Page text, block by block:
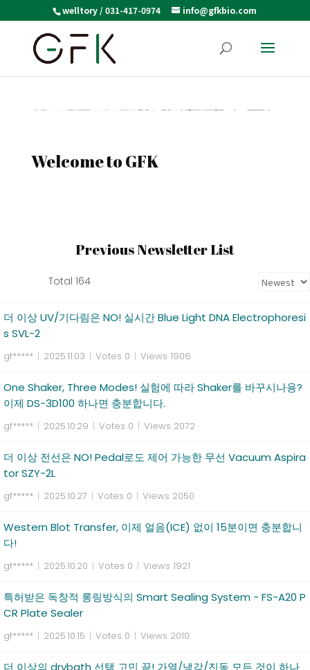
welltory / 031-417-0974 info@gfkbio.com
Welcome to GFK
Previous Newsletter List
Total 164
더 이상 UV/기다림은 NO! 실시간 Blue Light DNA Electrophoresi
s SVL-2
gf***** | 2025.11.03 | Votes 0 | Views 1906
One Shaker, Three Modes! 실험에 따라 Shaker를 바꾸시나용?
이제 DS-3D100 하나면 충분합니다.
gf***** | 2025.10.29 | Votes 0 | Views 2072
더 이상 전선은 NO! Pedal로도 제어 가능한 무선 Vacuum Aspira
tor SZY-2L
gf***** | 2025.10.27 | Votes 0 | Views 2050
Western Blot Transfer, 이제 얼음(ICE) 없이 15분이면 충분합니
다!
gf***** | 2025.10.20 | Votes 0 | Views 1921
특허받은 독창적 롱링방식의 Smart Sealing System - FS-A20 P
CR Plate Sealer
gf***** | 2025.10.15 | Votes 0 | Views 2010
더 이상의 drybath 선택 고민 끝! 가열/냉각/진동 모든 것이 하나